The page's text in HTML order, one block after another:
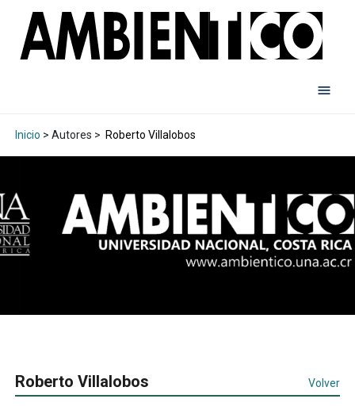
Inicio > Autores > Roberto Villalobos
Roberto Villalobos Volver